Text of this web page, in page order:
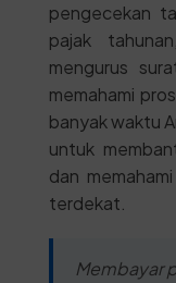
pengecekan
pajak
mengurus
memahami
banyak waktu
untuk
dan
terdekat.
Membayar